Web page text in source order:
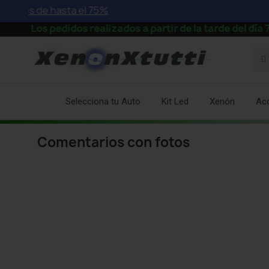
de hasta el 75%
- Los pedidos realizados a partir de la tarde del día 7
Selecciona tu Auto Kit Led Xenón
Comentarios con fotos